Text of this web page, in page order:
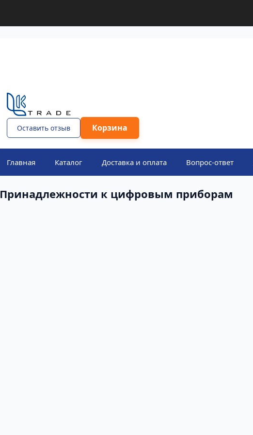
Оставить отзыв Корзина
Главная Каталог Доставка и оплата Вопрос-ответ
Принадлежности к цифровым приборам